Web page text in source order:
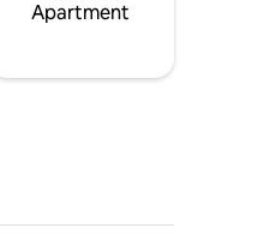
Apartment